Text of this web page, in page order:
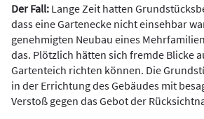
Der Fall: Lange Zeit hatten
dass eine Gartenecke nicht einsehbar
genehmigten Neubau eines
das. Plötzlich hätten sich fremde Blicke
Gartenteich richten können. Die
in der Errichtung des Gebäudes mit
Verstoß gegen das Gebot der